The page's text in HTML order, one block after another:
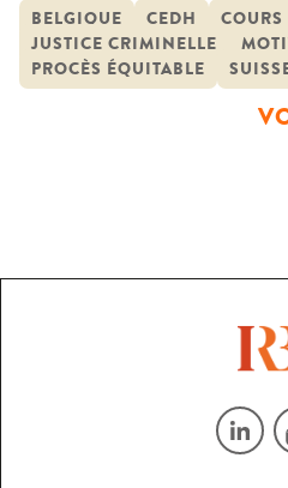
de preuve recueillis tout au
des liens que tisse la
recherche aborde les
traduit la motivation acquise
BELGIQUE CEDH COURS
JUSTICE CRIMINELLE
PROCÈS ÉQUITABLE